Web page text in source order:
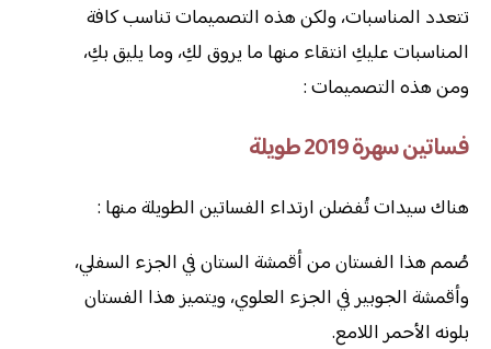
تتعدد المناسبات، ولكن هذه التصميمات تناسب كافة
المناسبات عليكِ انتقاء منها ما يروق لكِ، وما يليق بكِ،
ومن هذه التصميمات :
فساتين سهرة 2019 طويلة
هناك سيدات تُفضلن ارتداء الفساتين الطويلة منها :
صُمم هذا الفستان من أقمشة الستان في الجزء السفلي،
وأقمشة الجوبير في الجزء العلوي، ويتميز هذا الفستان
بلونه الأحمر اللامع.